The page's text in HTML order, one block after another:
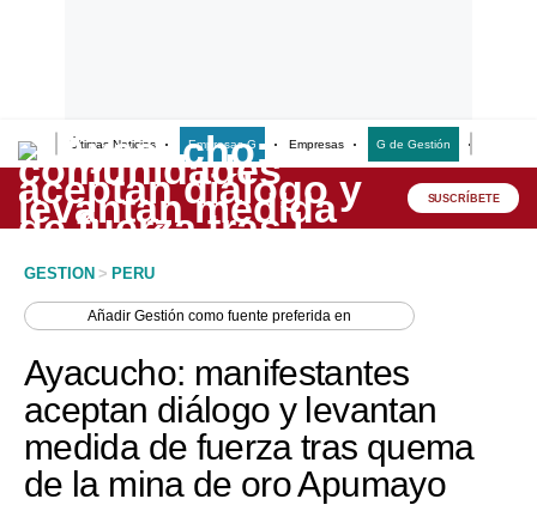
Últimas Noticias Empresas G Empresas G de Gestión
Lo último
Peru Quiosco
Economía
Mercados
Perú
SUSCRÍBETE
GESTION > PERU
AñadirGestión como fuente preferida en
Ayacucho: manifestantes
aceptan diálogo y levantan
medida de fuerza tras quema
de la mina de oro Apumayo